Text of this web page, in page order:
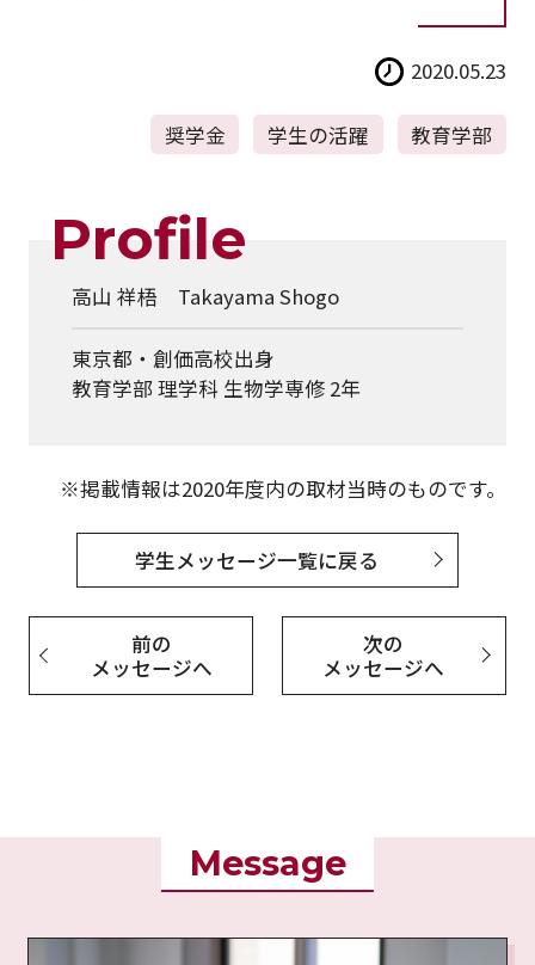
2020.05.23
奨学金 学生の活躍 教育学部
Profile
高山 祥梧 Takayama Shogo
東京都・創価高校出身
教育学部 理学科 生物学専修 2年
※掲載情報は2020年度内の取材当時のものです。
学生メッセージ一覧に戻る
前の
メッセージへ
次の
メッセージへ
Message